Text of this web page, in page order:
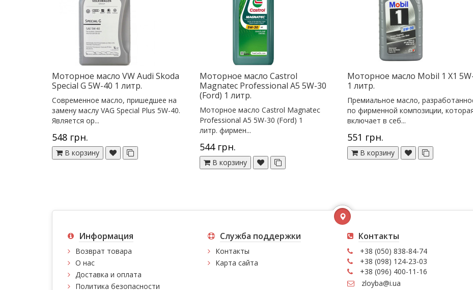
Моторное масло VW Audi Skoda
Special G 5W-40 1 литр.
Современное масло, пришедшее на
замену маслу VAG Special Plus 5W-40.
Является ор...
548 грн.
В корзину
Моторное масло Castrol
Magnatec Professional A5 5W-30
(Ford) 1 литр.
Моторное масло Castrol Magnatec
Professional A5 5W-30 (Ford) 1
литр. фирмен...
544 грн.
В корзину
Моторное масло Mobil 1 X1
1 литр.
Премиальное масло,
по фирменной композиции,
включает в себ...
551 грн.
В корзину
Информация
Возврат товара
О нас
Доставка и оплата
Политика безопасности
Служба поддержки
Контакты
Карта сайта
Контакты
+38 (050) 838-84-74
+38 (098) 124-23-03
+38 (096) 400-11-16
zloyba@i.ua